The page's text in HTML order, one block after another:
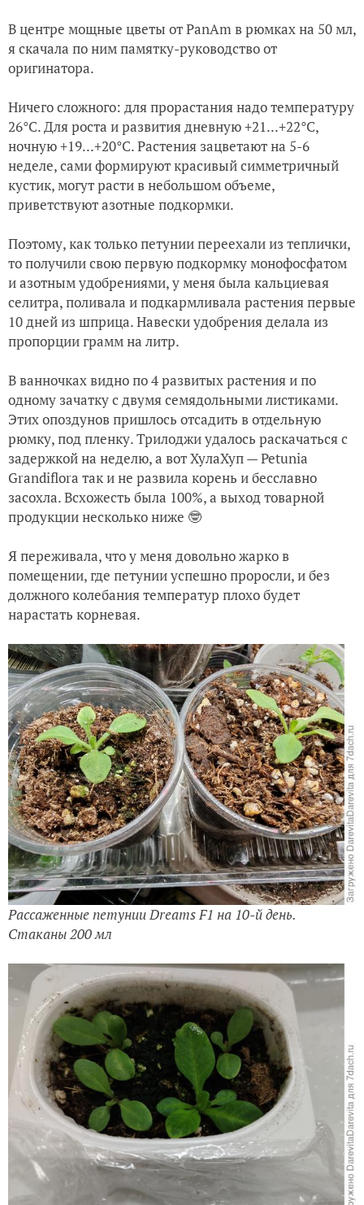
В центре мощные цветы от PanAm в рюмках на 50 мл,
я скачала по ним памятку-руководство от
оригинатора.
Ничего сложного: для прорастания надо температуру
26°С. Для роста и развития дневную +21...+22°С,
ночную +19...+20°С. Растения зацветают на 5-6
неделе, сами формируют красивый симметричный
кустик, могут расти в небольшом объеме,
приветствуют азотные подкормки.
Поэтому, как только петунии переехали из теплички,
то получили свою первую подкормку монофосфатом
и азотным удобрениями, у меня была кальциевая
селитра, поливала и подкармливала растения первые
10 дней из шприца. Навески удобрения делала из
пропорции грамм на литр.
В ванночках видно по 4 развитых растения и по
одному зачатку с двумя семядольными листиками.
Этих опоздунов пришлось отсадить в отдельную
рюмку, под пленку. Трилоджи удалось раскачаться с
задержкой на неделю, а вот ХулаХуп — Petunia
Grandiflora так и не развила корень и бесславно
засохла. Всхожесть была 100%, а выход товарной
продукции несколько ниже 🤓
Я переживала, что у меня довольно жарко в
помещении, где петунии успешно проросли, и без
должного колебания температур плохо будет
нарастать корневая.
Рассаженные петунии Dreams F1 на 10-й день.
Cтаканы 200 мл